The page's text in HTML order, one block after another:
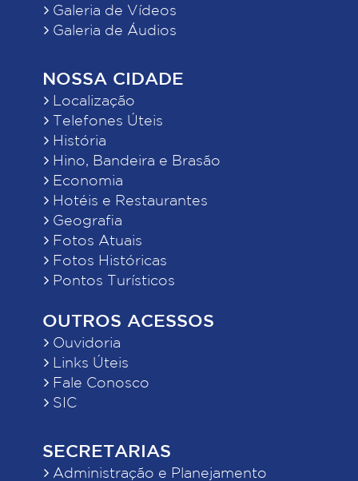
Galeria de Vídeos
Galeria de Áudios
NOSSA CIDADE
Localização
Telefones Úteis
História
Hino, Bandeira e Brasão
Economia
Hotéis e Restaurantes
Geografia
Fotos Atuais
Fotos Históricas
Pontos Turísticos
OUTROS ACESSOS
Ouvidoria
Links Úteis
Fale Conosco
SIC
SECRETARIAS
Administração e Planejamento